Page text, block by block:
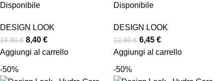
Disponibile
DESIGN LOOK
16,80€ 8,40 €
Aggiungi al carrello
Disponibile
DESIGN LOOK
12,90€ 6,45 €
Aggiungi al carrello
-50% -50%